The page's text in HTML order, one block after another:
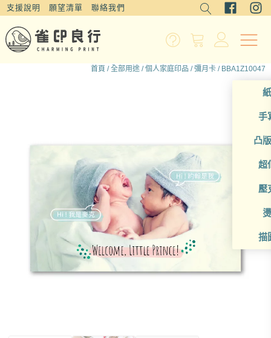
支援說明 願望清單 聯絡我們
手
凸
超
壓
描
首頁 /全部用途 /個人家庭印品 /彌月卡 / BBA1Z10047